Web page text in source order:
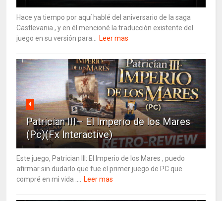
Hace ya tiempo por aquí hablé del aniversario de la saga
Castlevania , y en él mencioné la traducción existente del
juego en su versión para...
Leer mas
4
Patrician III– El Imperio de los Mares
(Pc)(Fx Interactive)
Este juego, Patrician III: El Imperio de los Mares , puedo
afirmar sin dudarlo que fue el primer juego de PC que
compré en mi vida ....
Leer mas